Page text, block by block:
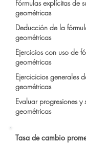
Fórmulas explícitas de
geométricas
Deducción de la
geométricas
Ejercicios con uso de
geométricas
Ejercicicios generales
geométricas
Evaluar progresiones y
geométricas
Tasa de cambio